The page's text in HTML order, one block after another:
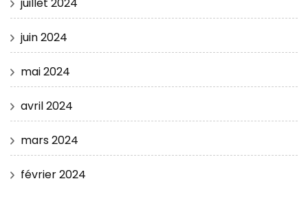
juin 2024
mai 2024
avril 2024
mars 2024
février 2024